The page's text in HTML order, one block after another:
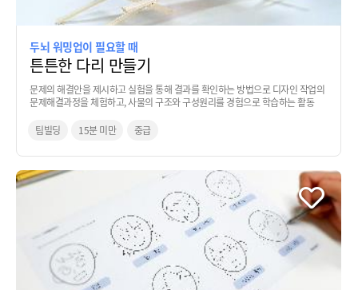
두뇌 워밍업이 필요할 때
튼튼한 다리 만들기
문제의 해결안을 제시하고 실험을 통해 결과를 확인하는 방법으로 디자인 작업의
문제해결과정을 체험하고, 사물의 구조와 구성원리를 경험으로 학습하는 활동
팀빌딩 15분 미만 중급